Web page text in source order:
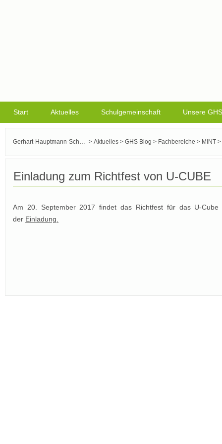
Start Aktuelles Schulgemeinschaft Unsere GHS
Gerhart-Hauptmann-Schule Griesheim > Aktuelles > GHS Blog > Fachbereiche > MINT >
Einladung zum Richtfest von U-CUBE
Am 20. September 2017 findet das Richtfest für das U-
der Einladung.